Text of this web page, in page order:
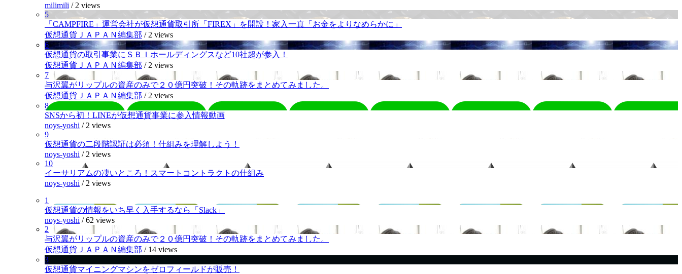
milimili / 2 views
5
「CAMPFIRE」運営会社が仮想通貨取引所「FIREX」を開設！家入一真「お金をよりなめらかに」
仮想通貨ＪＡＰＡＮ編集部 / 2 views
6
仮想通貨の取引事業にＳＢＩホールディングスなど10社超が参入！
仮想通貨ＪＡＰＡＮ編集部 / 2 views
7
与沢翼がリップルの資産のみで２０億円突破！その軌跡をまとめてみました。
仮想通貨ＪＡＰＡＮ編集部 / 2 views
8
SNSから初！LINEが仮想通貨事業に参入情報動画
noys-yoshi / 2 views
9
仮想通貨の二段階認証は必須！仕組みを理解しよう！
noys-yoshi / 2 views
10
イーサリアムの凄いところ！スマートコントラクトの仕組み
noys-yoshi / 2 views
1
仮想通貨の情報をいち早く入手するなら「Slack」
noys-yoshi /62 views
2
与沢翼がリップルの資産のみで２０億円突破！その軌跡をまとめてみました。
仮想通貨ＪＡＰＡＮ編集部 / 14 views
3
仮想通貨マイニングマシンをゼロフィールドが販売！